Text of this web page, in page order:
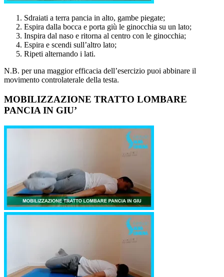
Sdraiati a terra pancia in alto, gambe piegate;
Espira dalla bocca e porta giù le ginocchia su un lato;
Inspira dal naso e ritorna al centro con le ginocchia;
Espira e scendi sull’altro lato;
Ripeti alternando i lati.
N.B. per una maggior efficacia dell’esercizio puoi abbinare il
movimento controlaterale della testa.
MOBILIZZAZIONE TRATTO LOMBARE
PANCIA IN GIU’